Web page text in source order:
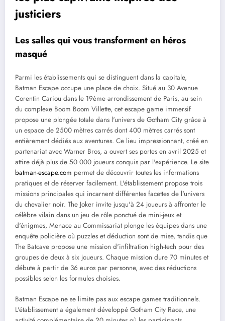
justiciers
Les salles qui vous transforment en héros
masqué
Parmi les établissements qui se distinguent dans la capitale,
Batman Escape occupe une place de choix. Situé au 30 Avenue
Corentin Cariou dans le 19ème arrondissement de Paris, au sein
du complexe Boom Boom Villette, cet escape game immersif
propose une plongée totale dans l'univers de Gotham City grâce à
un espace de 2500 mètres carrés dont 400 mètres carrés sont
entièrement dédiés aux aventures. Ce lieu impressionnant, créé en
partenariat avec Warner Bros, a ouvert ses portes en avril 2025 et
attire déjà plus de 50 000 joueurs conquis par l'expérience. Le site
batman-escape.com permet de découvrir toutes les informations
pratiques et de réserver facilement. L'établissement propose trois
missions principales qui incarnent différentes facettes de l'univers
du chevalier noir. The Joker invite jusqu'à 24 joueurs à affronter le
célèbre vilain dans un jeu de rôle ponctué de mini-jeux et
d'énigmes, Menace au Commissariat plonge les équipes dans une
enquête policière où puzzles et déduction sont de mise, tandis que
The Batcave propose une mission d'infiltration high-tech pour des
groupes de deux à six joueurs. Chaque mission dure 70 minutes et
débute à partir de 36 euros par personne, avec des réductions
possibles selon les formules choisies.
Batman Escape ne se limite pas aux escape games traditionnels.
L'établissement a également développé Gotham City Race, une